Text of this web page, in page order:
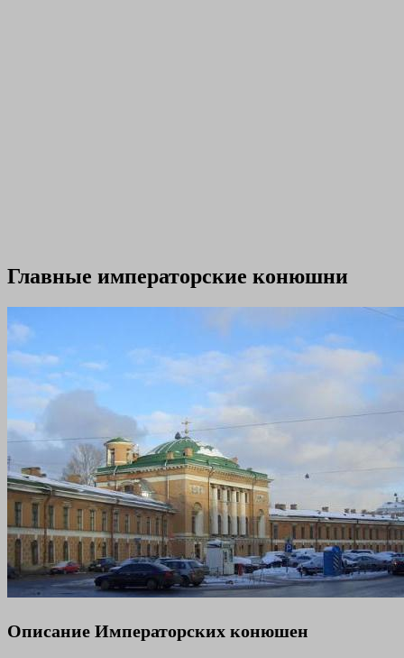
Главные императорские конюшни
Описание Императорских конюшен